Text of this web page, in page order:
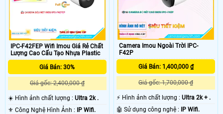
IPC-F42FEP Wifi Imou Giá Rẻ Chất
Lượng Cao Cấu Tạo Nhựa Plastic
Giá Bán: 30%
Giá gốc: 2,400,000 ₫
☀️ Hình ảnh chất lượng : Ultra 2k .
⚜️ Công Nghệ Hình Ảnh :
IP Wifi.
Camera Imou Ngoài Trời IPC-
F42P
Giá Bán: 1,400,000 ₫
Giá gốc: 1,700,000 ₫
️⚡ Hình ảnh chất lượng :Ultra 2k + .
🤖️ Sử dụng công nghệ :
IP Wifi.